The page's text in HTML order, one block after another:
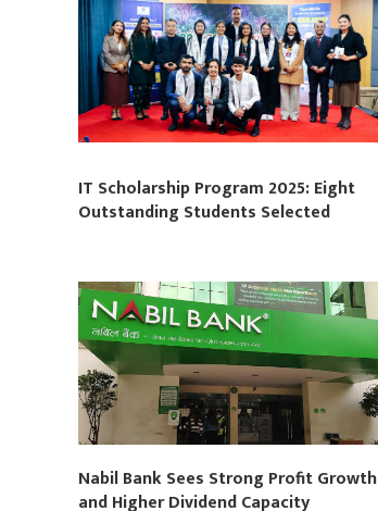
IT Scholarship Program 2025: Eight
Outstanding Students Selected
Nabil Bank Sees Strong Profit Growth
and Higher Dividend Capacity